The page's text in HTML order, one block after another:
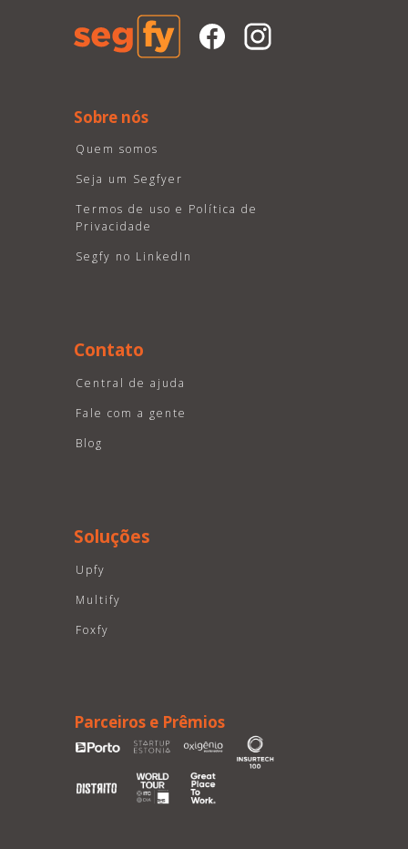
Sobre nós
Quem somos
Seja um Segfyer
Termos de uso e Política de
Privacidade
Segfy no LinkedIn
Contato
Central de ajuda
Fale com a gente
Blog
Soluções
Upfy
Multify
Foxfy
Parceiros e Prêmios